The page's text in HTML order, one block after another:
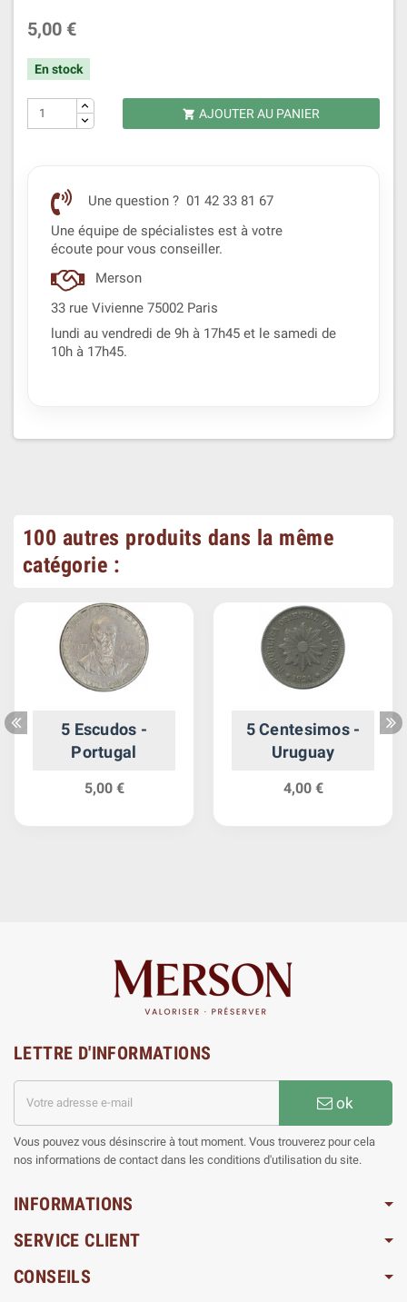
5,00 €
En stock
 AJOUTER AU PANIER
Une question ? 01 42 33 81 67
Une équipe de spécialistes est à votre
écoute pour vous conseiller.
Merson
33 rue Vivienne 75002 Paris
lundi au vendredi de 9h à 17h45 et le samedi de
10h à 17h45.
100 autres produits dans la même
catégorie :
5 Escudos -
Portugal
5,00 €
5 Centesimos -
Uruguay
4,00 €
LETTRE D'INFORMATIONS
ok
Vous pouvez vous désinscrire à tout moment. Vous trouverez pour cela
nos informations de contact dans les conditions d'utilisation du site.
INFORMATIONS
SERVICE CLIENT
CONSEILS